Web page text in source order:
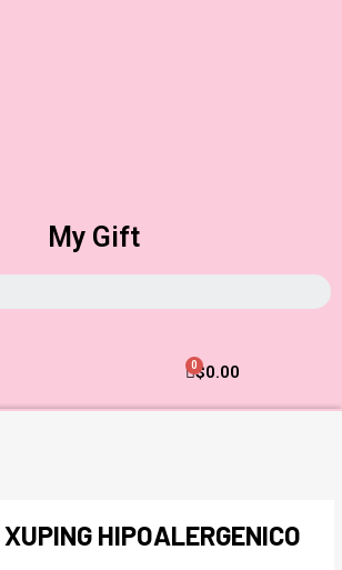
My Gift
$0.00
0
HIPOALERGENICO